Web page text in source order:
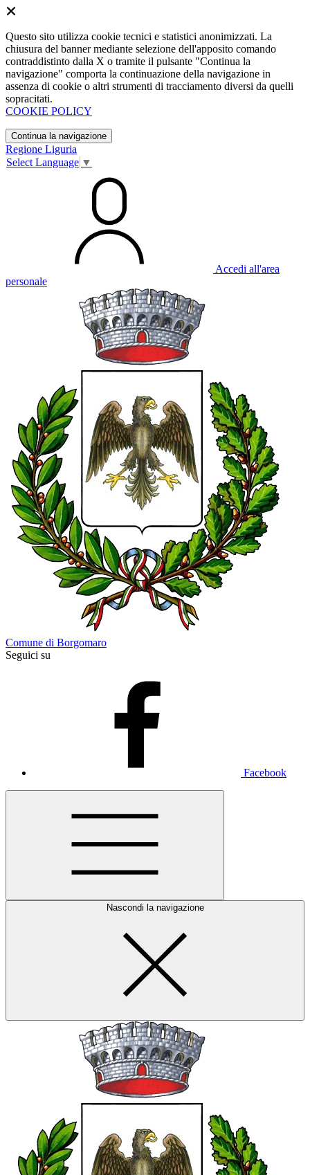
Questo sito utilizza cookie tecnici e statistici anonimizzati. La
chiusura del banner mediante selezione dell'apposito comando
contraddistinto dalla X o tramite il pulsante "Continua la
navigazione" comporta la continuazione della navigazione in
assenza di cookie o altri strumenti di tracciamento diversi da quelli
sopracitati.
COOKIE POLICY
Continua la navigazione
Regione Liguria
Select Language ▼
Accedi all'area
personale
Comune di Borgomaro
Seguici su
Facebook
Nascondi la navigazione